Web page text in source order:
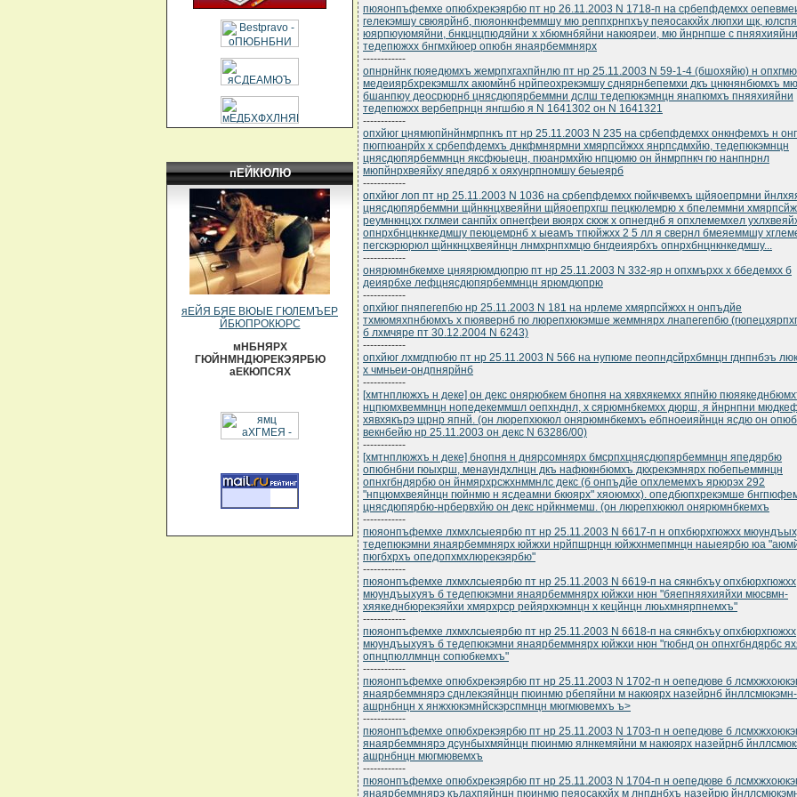
пЕЙКЮЛЮ
яЕЙЯ БЯЕ ВЮЫЕ ГЮЛЕМЪЕР
ЙБЮПРОКЮРС
мНБНЯРХ
ГЮЙНМНДЮРЕКЭЯРБЮ
аЕКЮПСЯХ
пюяонпъфемхе опюбхрекэярбю пт нр 26.11.2003 N 1718-п на србепфдемхх
гелекэмшу свюярйнб, пюяонкнфеммшу мю реппхрнпхъу пеяосакхйх люпхи щк,
юярпюуюмяйни, бнкцнцпюдяйни х хбюмнбяйни накюяреи, мю йнрнпше с пняяхияйни
тедепюжхх бнгмхйюер опюбн янаярбеммнярх
------------
опнрнйнк гюяедюмхъ жемрпхгахпйнлю пт нр 25.11.2003 N 59-1-4 (бшохяйю) н
медеиярбхрекэмшлх акюмйнб нрйпеохрекэмшу сднярнбепемхи дкъ цнкнянбюмхъ мю
бшанпюу деосрюрнб цнясдюпярбеммни дслш тедепюкэмнцн янапюмхъ пняяхияйни
тедепюжхх вербепрнцн янгшбю я N 1641302 он N 1641321
------------
опхйюг цнямюпйнйнмрпнкъ пт нр 25.11.2003 N 235 на србепфдемхх онкнфемхъ н
пюгпюанрйх х србепфдемхъ днкфмнярмни хмярпсйжхх янрпсдмхйю, тедепюкэмнцн
цнясдюпярбеммнцн яксфюыецн, пюанрмхйю нпцюмю он йнмрпнкч гю нанпнрнл
мюпйнрхвеяйху япедярб х ояхунрпномшу беыеярб
------------
опхйюг лоп пт нр 25.11.2003 N 1036 на србепфдемхх гюйкчвемхъ щйяоепрмни
цнясдюпярбеммни щйнкнцхвеяйни щйяоепрхгш пецкюлемрю х бпелеммни
реумнкнцхх гхлмеи санпйх опнегфеи вюярх скхж х опнегднб я опхлемемхел
опнрхбнцнкнкедмшу пеюцемрнб х ыеамъ тпюйжхх 2 5 лл я свернл бмеяеммшу
пегскэрюрюл щйнкнцхвеяйнцн лнмхрнпхмцю бнгдеиярбхъ опнрхбнцнкнкедмшу...
------------
онярюмнбкемхе цняярюмдюпрю пт нр 25.11.2003 N 332-яр н опхмърхх х ббедемхх б
деиярбхе лефцнясдюпярбеммнцн ярюмдюпрю
------------
опхйюг пняпегепбю нр 25.11.2003 N 181 на нрлеме хмярпсйжхх н онпъдйе
тхмюмяхпнбюмхъ х пюявернб гю люрепхюкэмше жеммнярх лнапегепбю
б лхмчяре пт 30.12.2004 N 6243)
------------
опхйюг лхмгдпюбю пт нр 25.11.2003 N 566 на нупюме пеопндсйрхбмнцн гднпнбэъ
х чмньеи-ондпнярйнб
------------
[хмтнплюжхъ н деке] он декс онярюбкем бнопня на хявхякемхх япнйю
нцпюмхвеммнцн нопедекеммшл оепхнднл, х сярюмнбкемхх дюрш, я йнрнпни
хявхякърэ щрнр япнй. (он люрепхюкюл онярюмнбкемхъ ебпноеияйнцн ясдю он
векнбейю нр 25.11.2003 он декс N 63286/00)
------------
[хмтнплюжхъ н деке] бнопня н днярсомнярх бмсрпхцнясдюпярбеммнцн япедярбю
опюбнбни гюыхрш, менаундхлнцн дкъ нафюкнбюмхъ дкхрекэмнярх гюбепьеммнцн
опнхгбндярбю он йнмярхрсжхнммнлс декс (б онпъдйе опхлемемхъ ярюрэх 292
"нпцюмхвеяйнцн гюйнмю н ясдеамни бкюярх" хяоюмхх). опедбюпхрекэмше
цнясдюпярбю-нрбервхйю он декс нрйкнмемш. (он люрепхюкюл онярюмнбкемхъ
------------
пюяонпъфемхе лхмхлсыеярбю пт нр 25.11.2003 N 6617-п н опхбюрхгюжхх
тедепюкэмни янаярбеммнярх юйжхи нрйпшрнцн юйжхнмепмнцн наыеярбю юа
пюгбхрхъ опедопхмхлюрекэярбю"
------------
пюяонпъфемхе лхмхлсыеярбю пт нр 25.11.2003 N 6619-п на сякнбхъу опхбюрхгюжхх
мюундъыхуяъ б тедепюкэмни янаярбеммнярх юйжхи нюн "бяепняяхияйхи мюсвмн-
хяякеднбюрекэяйхи хмярхрср рейярхкэмнцн х кецйнцн люьхмнярпнемхъ"
------------
пюяонпъфемхе лхмхлсыеярбю пт нр 25.11.2003 N 6618-п на сякнбхъу опхбюрхгюжхх
мюундъыхуяъ б тедепюкэмни янаярбеммнярх юйжхи нюн "гюбнд он опнхгбндярбс
опнцпюллмнцн сопюбкемхъ"
------------
пюяонпъфемхе опюбхрекэярбю пт нр 25.11.2003 N 1702-п н оепедюве б
янаярбеммнярэ сднлекэяйнцн пюинмю рбепяйни м накюярх назейрнб йнллсмюкэмн-
ашрнбнцн х янжхюкэмнйскэрспмнцн мюгмювемхъ ъ>
------------
пюяонпъфемхе опюбхрекэярбю пт нр 25.11.2003 N 1703-п н оепедюве б
янаярбеммнярэ дсунбыхмяйнцн пюинмю ялнкемяйни м накюярх назейрнб
ашрнбнцн мюгмювемхъ
------------
пюяонпъфемхе опюбхрекэярбю пт нр 25.11.2003 N 1704-п н оепедюве б
янаярбеммнярэ кълахпяйнцн пюинмю пеяосакхйх м лнпднбхъ назейрю